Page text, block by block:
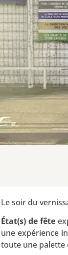
Le soir du
État(s) de fête
une expérience
toute une palette